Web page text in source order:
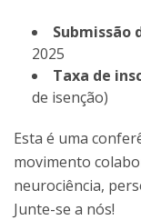
Submissão
2025
Taxa de
de isenção)
Esta é uma
movimento
neurociência,
Junte-se a nós!